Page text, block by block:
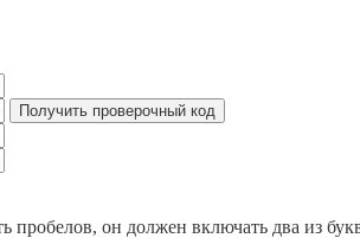
Получить проверочный код
пробелов, он должен включать два из